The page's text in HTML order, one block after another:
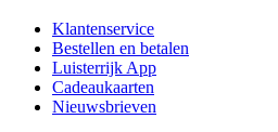
Klantenservice
Bestellen en betalen
Luisterrijk App
Cadeaukaarten
Nieuwsbrieven